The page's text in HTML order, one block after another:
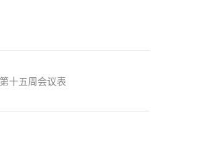
十五周会议表